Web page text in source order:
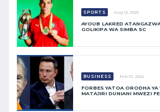
SPORTS Aug 12, 2023
AYOUB LAKRED
GOLIKIPA WA SIMBA SC
BUSINESS Feb 01, 2024
FORBES YATOA ORODHA YA
MATAJIRI DUNIANI MWEZI